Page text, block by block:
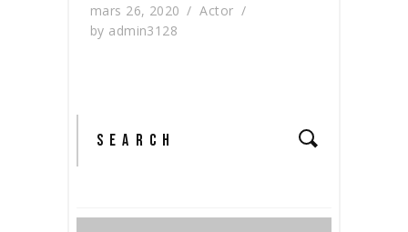
mars 26, 2020
Actor
by admin3128